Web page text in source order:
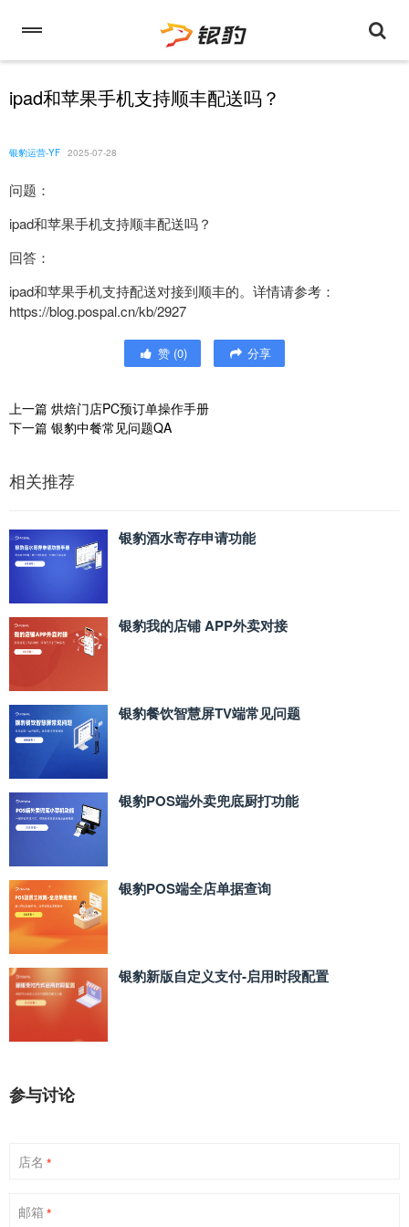
ipad和苹果手机支持顺丰配送吗？
银豹运营-YF 2025-07-28
问题：
ipad和苹果手机支持顺丰配送吗？
回答：
ipad和苹果手机支持配送对接到顺丰的。详情请参考：
https://blog.pospal.cn/kb/2927
赞 (0) 分享
上一篇 烘焙门店PC预订单操作手册
下一篇 银豹中餐常见问题QA
相关推荐
银豹酒水寄存申请功能
银豹我的店铺 APP外卖对接
银豹餐饮智慧屏TV端常见问题
银豹POS端外卖兜底厨打功能
银豹POS端全店单据查询
银豹新版自定义支付‑启用时段配置
参与讨论
店名 *
邮箱 *